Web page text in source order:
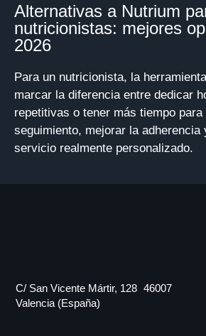
Alternativas a Nutrium
nutricionistas: mejores
2026
Para un nutricionista, la
marcar la diferencia entre dedicar
repetitivas o tener más tiempo para
seguimiento, mejorar la adherencia
servicio realmente personalizado.
C/ San Vicente Mártir, 128 46007
Valencia (España)